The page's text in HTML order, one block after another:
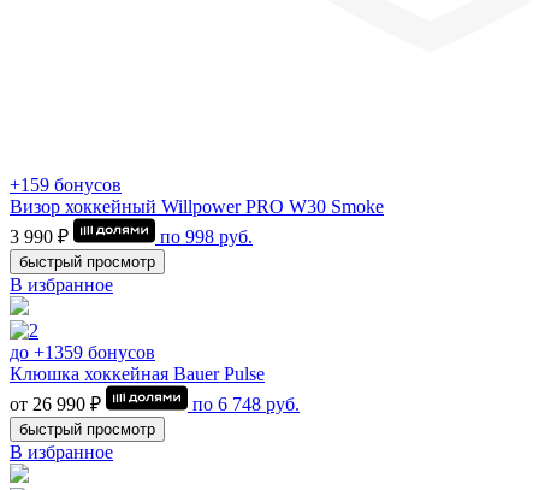
+159 бонусов
Визор хоккейный Willpower PRO W30 Smoke
3 990 ₽
по 998 руб.
быстрый просмотр
В избранное
до +1359 бонусов
Клюшка хоккейная Bauer Pulse
от 26 990 ₽
по 6 748 руб.
быстрый просмотр
В избранное